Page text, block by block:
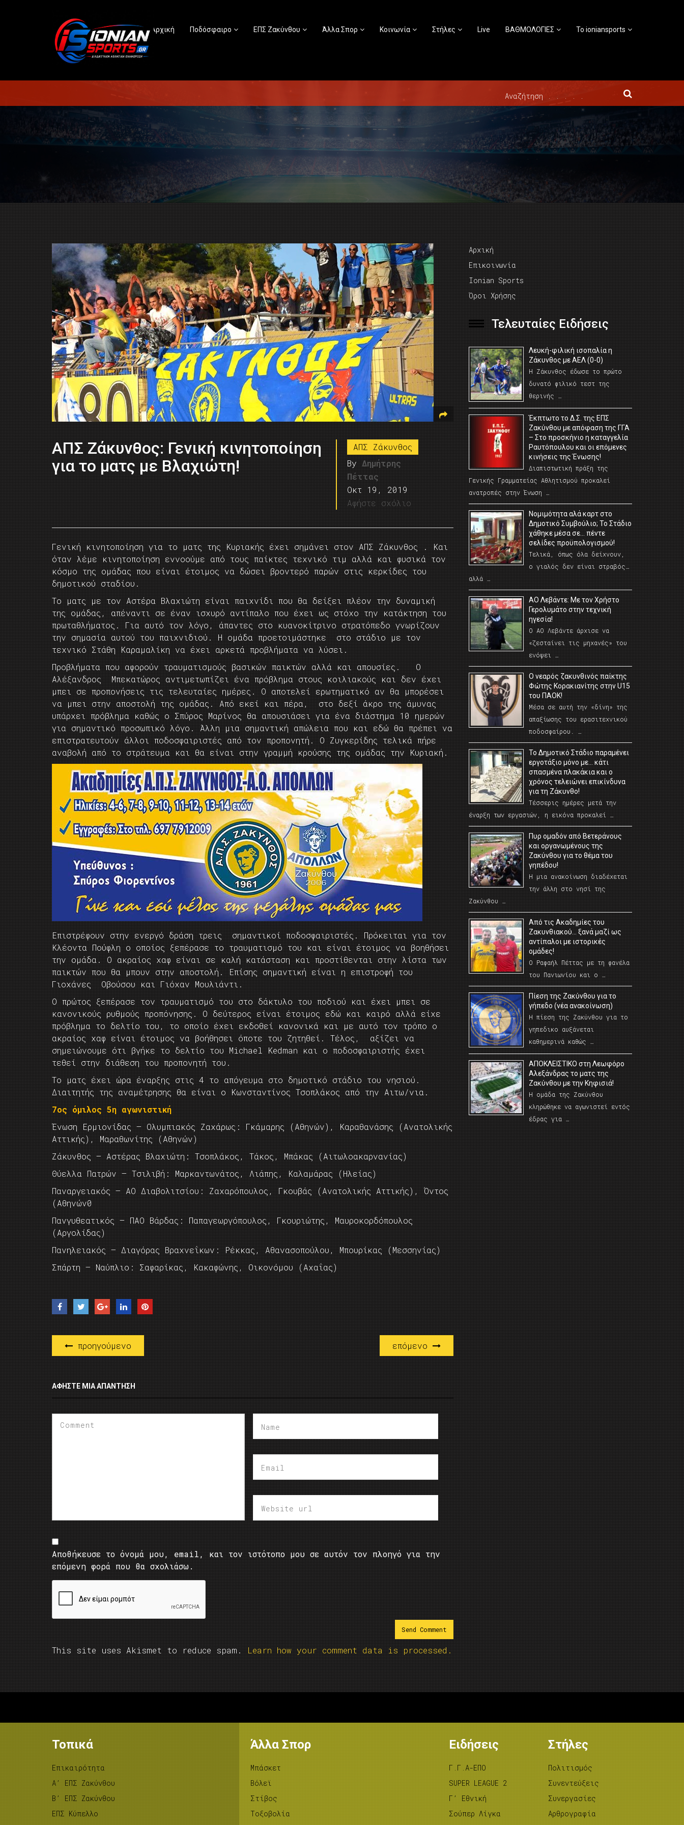
Αρχική Ποδόσφαιρο ΕΠΣ Ζακύνθου Άλλα Σπορ Κοινωνία Στήλες Live ΒΑΘΜΟΛΟΓΙΕΣ Το ioniansports
ΑΠΣ Ζάκυνθος: Γενική κινητοποίηση
για το ματς με Βλαχιώτη!
ΑΠΣ Ζάκυνθος
By Δημήτρης
Πέττας
Οκτ 19, 2019
Αφήστε σχόλιο
Γενική κινητοποίηση για το ματς της Κυριακής έχει σημάνει στον ΑΠΣ Ζάκυνθος . Και
όταν λέμε κινητοποίηση εννοούμε από τους παίκτες τεχνικό τιμ αλλά και φυσικά τον
κόσμο της ομάδας που είναι έτοιμος να δώσει βροντερό παρών στις κερκίδες του
δημοτικού σταδίου.
Το ματς με τον Αστέρα Βλαχιώτη είναι παιχνίδι που θα δείξει πλέον την δυναμική
της ομάδας, απέναντι σε έναν ισχυρό αντίπαλο που έχει ως στόχο την κατάκτηση του
πρωταθλήματος. Για αυτό τον λόγο, άπαντες στο κυανοκίτρινο στρατόπεδο γνωρίζουν
την σημασία αυτού του παιχνιδιού. Η ομάδα προετοιμάστηκε στο στάδιο με τον
τεχνικό Στάθη Καραμαλίκη να έχει αρκετά προβλήματα να λύσει.
Προβλήματα που αφορούν τραυματισμούς βασικών παικτών αλλά και απουσίες. Ο
Αλέξανδρος Μπεκατώρος αντιμετωπίζει ένα πρόβλημα στους κοιλιακούς και δεν έχει
μπει σε προπονήσεις τις τελευταίες ημέρες. Ο αποτελεί ερωτηματικό αν θα μπορέσει
να μπει στην αποστολή της ομάδας. Από εκεί και πέρα, στο δεξί άκρο της άμυνας
υπάρχει πρόβλημα καθώς ο Σπύρος Μαρίνος θα απουσιάσει για ένα διάστημα 10 ημερών
για σημαντικό προσωπικό λόγο. Άλλη μια σημαντική απώλεια που και εδώ θα πρέπει να
επιστρατευτούν άλλοι ποδοσφαιριστές από τον προπονητή. Ο Ζυγκερίδης τελικά πήρε
αναβολή από το στράτευμα και θα είναι στην γραμμή κρούσης της ομάδας την Κυριακή.
Επιστρέφουν στην ενεργό δράση τρεις σημαντικοί ποδοσφαιριστές. Πρόκειται για τον
Κλέοντα Πούφλη ο οποίος ξεπέρασε το τραυματισμό του και είναι έτοιμος να βοηθήσει
την ομάδα. Ο ακραίος χαφ είναι σε καλή κατάσταση και προστίθενται στην λίστα των
παικτών που θα μπουν στην αποστολή. Επίσης σημαντική είναι η επιστροφή του
Γιοχάνες Οβούσου και Γιόχαν Μουλιάντι.
Ο πρώτος ξεπέρασε τον τραυματισμό του στο δάκτυλο του ποδιού και έχει μπει σε
κανονικούς ρυθμούς προπόνησης. Ο δεύτερος είναι έτοιμος εδώ και καιρό αλλά είχε
πρόβλημα το δελτίο του, το οποίο έχει εκδοθεί κανονικά και με αυτό τον τρόπο ο
ακραίος χαφ είναι έτοιμος να βοήθησει όποτε του ζητηθεί. Τέλος, αξίζει να
σημειώνουμε ότι βγήκε το δελτίο του Michael Kedman και ο ποδοσφαιριστής έχει
τεθεί στην διάθεση του προπονητή του.
Το ματς έχει ώρα έναρξης στις 4 το απόγευμα στο δημοτικό στάδιο του νησιού.
Διαιτητής της αναμέτρησης θα είναι ο Κωνσταντίνος Τσοπλάκος από την Αιτω/νια.
7ος όμιλος 5η αγωνιστική
Ένωση Ερμιονίδας – Ολυμπιακός Ζαχάρως: Γκάμαρης (Αθηνών), Καραθανάσης (Ανατολικής
Αττικής), Μαραθωνίτης (Αθηνών)
Ζάκυνθος – Αστέρας Βλαχιώτη: Τσοπλάκος, Τάκος, Μπάκας (Αιτωλοακαρνανίας)
Θύελλα Πατρών – Τσιλιβή: Μαρκαντωνάτος, Λιάπης, Καλαμάρας (Ηλείας)
Παναργειακός – ΑΟ Διαβολιτσίου: Ζαχαρόπουλος, Γκουβάς (Ανατολικής Αττικής), Όντος
(Αθηνών0
Πανγυθεατικός – ΠΑΟ Βάρδας: Παπαγεωργόπουλος, Γκουριώτης, Μαυροκορδόπουλος
(Αργολίδας)
Πανηλειακός – Διαγόρας Βραχνεΐκων: Ρέκκας, Αθανασοπούλου, Μπουρίκας (Μεσσηνίας)
Σπάρτη – Ναύπλιο: Σαφαρίκας, Κακαφώνης, Οικονόμου (Αχαΐας)
προηγούμενο επόμενο
ΑΦΉΣΤΕ ΜΙΑ ΑΠΆΝΤΗΣΗ
Αποθήκευσε το όνομά μου, email, και τον ιστότοπο μου σε αυτόν τον πλοηγό για την
επόμενη φορά που θα σχολιάσω.
This site uses Akismet to reduce spam. Learn how your comment data is processed.
Αρχική
Επικοινωνία
Ionian Sports
Όροι Χρήσης
Τελευταίες Ειδήσεις
Λευκή-φιλική ισοπαλία η
Ζάκυνθος με ΑΕΛ (0-0)
Η Ζάκυνθος έδωσε το πρώτο
δυνατό φιλικό τεστ της
θερινής …
Έκπτωτο το Δ.Σ. της ΕΠΣ
Ζακύνθου με απόφαση της ΓΓΑ
– Στο προσκήνιο η καταγγελία
Ραυτόπουλου και οι επόμενες
κινήσεις της Ένωσης!
Διαπιστωτική πράξη της
Γενικής Γραμματείας Αθλητισμού προκαλεί
ανατροπές στην Ένωση …
Νομιμότητα αλά καρτ στο
Δημοτικό Συμβούλιο; Το Στάδιο
χάθηκε μέσα σε… πέντε
σελίδες προϋπολογισμού!
Τελικά, όπως όλα δείχνουν,
ο γιαλός δεν είναι στραβός…
αλλά …
ΑΟ Λεβάντε: Με τον Χρήστο
Γερολυμάτο στην τεχνική
ηγεσία!
Ο ΑΟ Λεβάντε άρχισε να
«ζεσταίνει τις μηχανές» του
ενόψει …
O νεαρός ζακυνθινός παίκτης
Φώτης Κορακιανίτης στην U15
του ΠΑΟΚ!
Μέσα σε αυτή την «δίνη» της
απαξίωσης του ερασιτεχνικού
ποδοσφαίρου. …
Το Δημοτικό Στάδιο παραμένει
εργοτάξιο μόνο με… κάτι
σπασμένα πλακάκια και ο
χρόνος τελειώνει επικίνδυνα
για τη Ζάκυνθο!
Τέσσερις ημέρες μετά την
έναρξη των εργασιών, η εικόνα προκαλεί …
Πυρ ομαδόν από Βετεράνους
και οργανωμένους της
Ζακύνθου για το θέμα του
γηπέδου!
Η μια ανακοίνωση διαδέχεται
την άλλη στο νησί της
Ζακύνθου …
Από τις Ακαδημίες του
Ζακυνθιακού… ξανά μαζί ως
αντίπαλοι με ιστορικές
ομάδες!
Ο Ραφαήλ Πέττας με τη φανέλα
του Πανιωνίου και ο …
Πίεση της Ζακύνθου για το
γήπεδο (νέα ανακοίνωση)
Η πίεση της Ζακύνθου για το
γηπεδικο αυξάνεται
καθημερινά καθώς …
AΠΟΚΛΕΙΣΤΙΚΟ στη Λεωφόρο
Αλεξάνδρας το ματς της
Ζακύνθου με την Κηφισιά!
Η ομάδα της Ζακύνθου
κληρώθηκε να αγωνιστεί εντός
έδρας για …
Τοπικά
Επικαιρότητα
A’ ΕΠΣ Ζακύνθου
B’ ΕΠΣ Ζακύνθου
ΕΠΣ Κύπελλο
Άλλα Σπορ
Μπάσκετ
Βόλεϊ
Στίβος
Tοξοβολία
Ειδήσεις
Γ.Γ.Α-ΕΠΟ
SUPER LEAGUE 2
Γ’ Εθνική
Σούπερ Λίγκα
Στήλες
Πολιτισμός
Συνεντεύξεις
Συνεργασίες
Αρθρογραφία